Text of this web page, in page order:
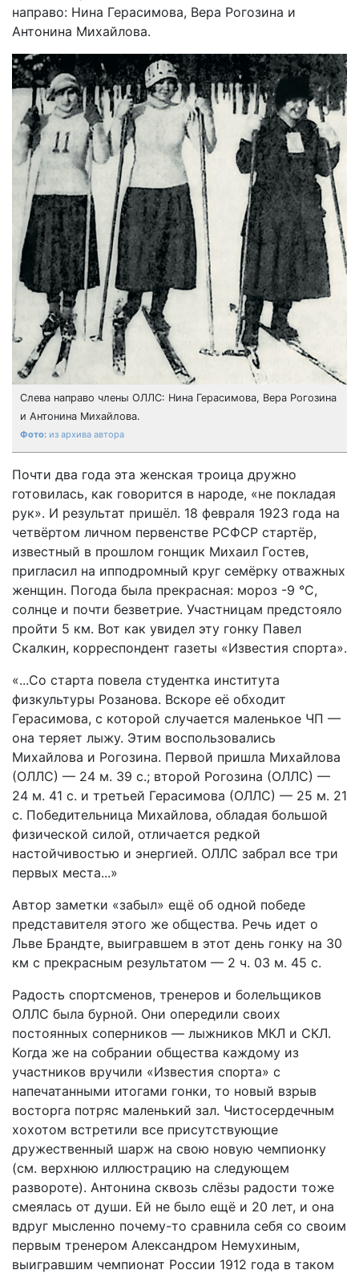
направо: Нина Герасимова, Вера Рогозина и
Антонина Михайлова.
Слева направо члены ОЛЛС: Нина Герасимова, Вера Рогозина
и Антонина Михайлова.
из архива автора
Почти два года эта женская троица дружно
готовилась, как говорится в народе, «не покладая
рук». И результат пришёл. 18 февраля 1923 года на
четвёртом личном первенстве РСФСР стартёр,
известный в прошлом гонщик Михаил Гостев,
пригласил на ипподромный круг семёрку отважных
женщин. Погода была прекрасная: мороз -9 °С,
солнце и почти безветрие. Участницам предстояло
пройти 5 км. Вот как увидел эту гонку Павел
Скалкин, корреспондент газеты «Известия спорта».
«...Со старта повела студентка института
физкультуры Розанова. Вскоре её обходит
Герасимова, с которой случается маленькое ЧП —
она теряет лыжу. Этим воспользовались
Михайлова и Рогозина. Первой пришла Михайлова
(ОЛЛС) — 24 м. 39 с.; второй Рогозина (ОЛЛС) —
24 м. 41 с. и третьей Герасимова (ОЛЛС) — 25 м. 21
с. Победительница Михайлова, обладая большой
физической силой, отличается редкой
настойчивостью и энергией. ОЛЛС забрал все три
первых места...»
Автор заметки «забыл» ещё об одной победе
представителя этого же общества. Речь идет о
Льве Брандте, выигравшем в этот день гонку на 30
км с прекрасным результатом — 2 ч. 03 м. 45 с.
Радость спортсменов, тренеров и болельщиков
ОЛЛС была бурной. Они опередили своих
постоянных соперников — лыжников МКЛ и СКЛ.
Когда же на собрании общества каждому из
участников вручили «Известия спорта» с
напечатанными итогами гонки, то новый взрыв
восторга потряс маленький зал. Чистосердечным
хохотом встретили все присутствующие
дружественный шарж на свою новую чемпионку
(см. верхнюю иллюстрацию на следующем
развороте). Антонина сквозь слёзы радости тоже
смеялась от души. Ей не было ещё и 20 лет, и она
вдруг мысленно почему-то сравнила себя со своим
первым тренером Александром Немухиным,
выиграв­шим чемпионат России 1912 года в таком